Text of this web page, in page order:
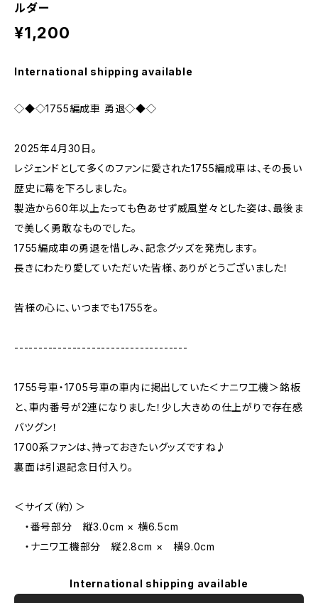
ルダー
¥1,200
International shipping available
◇◆◇1755編成車 勇退◇◆◇
2025年4月30日。
レジェンドとして多くのファンに愛された1755編成車は、その長い
歴史に幕を下ろしました。
製造から60年以上たっても色あせず威風堂々とした姿は、最後ま
で美しく勇敢なものでした。
1755編成車の勇退を惜しみ、記念グッズを発売します。
長きにわたり愛していただいた皆様、ありがとうございました！
皆様の心に、いつまでも1755を。
------------------------------------
1755号車・1705号車の車内に掲出していた＜ナニワ工機＞銘板
と、車内番号が2連になりました！少し大きめの仕上がりで存在感
バツグン！
1700系ファンは、持っておきたいグッズですね♪
裏面は引退記念日付入り。
＜サイズ（約）＞
・番号部分 縦3.0cm × 横6.5cm
・ナニワ工機部分 縦2.8cm × 横9.0cm
International shipping available